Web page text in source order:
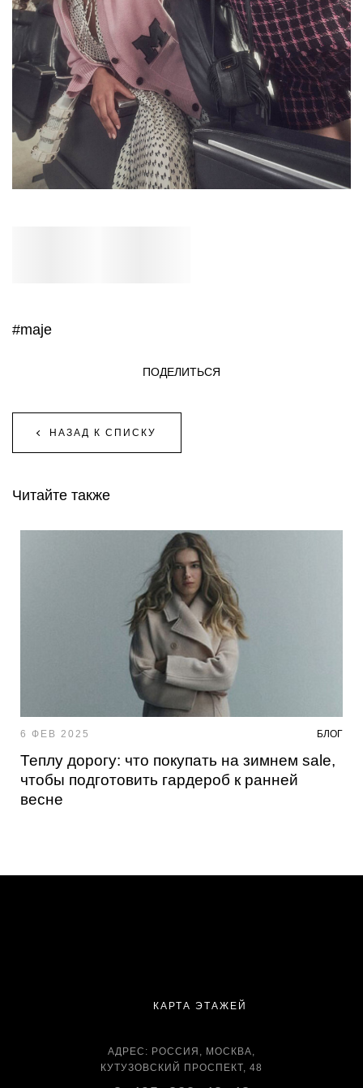
#maje
НАЗАД К СПИСКУ
ПОДЕЛИТЬСЯ
Читайте также
6 ФЕВ 2025 БЛОГ
Теплу дорогу: что покупать на зимнем sale,
чтобы подготовить гардероб к ранней
весне
КАРТА ЭТАЖЕЙ
АДРЕС: РОССИЯ, МОСКВА,
КУТУЗОВСКИЙ ПРОСПЕКТ, 48